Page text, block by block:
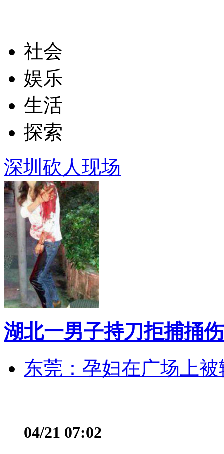
社会
娱乐
生活
探索
深圳砍人现场
湖北一男子持刀拒捕捅
东莞：孕妇在广场上
04/21 07:02